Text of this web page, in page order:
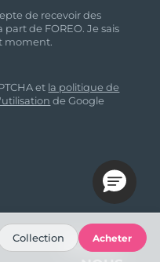
de recevoir des
de FOREO. Je sais
moment.
et la politique de
de Google
SUIVEZ-
Collection Acheter